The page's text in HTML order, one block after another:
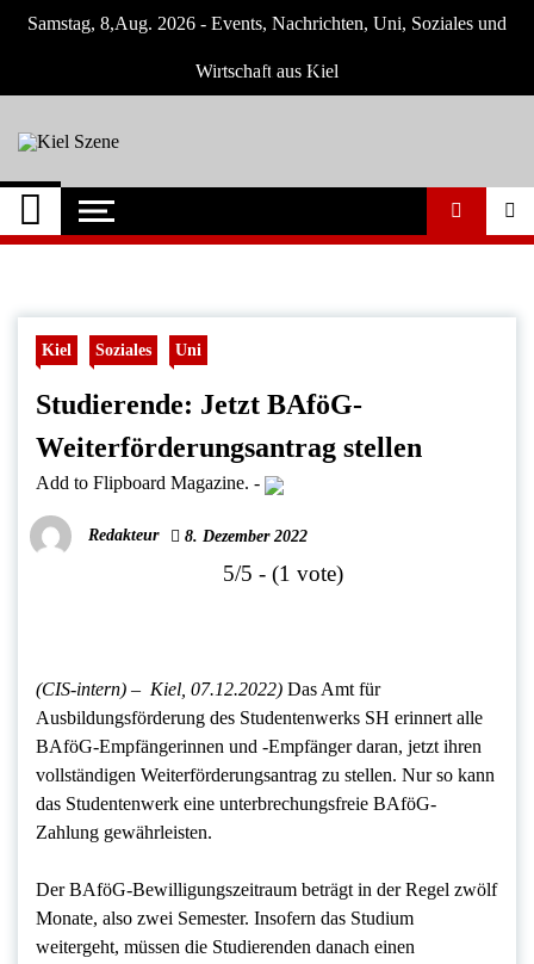
Skip
Samstag, 8,Aug. 2026 - Events, Nachrichten, Uni, Soziales und
Wirtschaft aus Kiel
Kiel Szene
Neuigkeiten und Nachrichten aus Kiel und
Umgebung
Kiel Soziales Uni
Studierende: Jetzt BAföG-
Weiterförderungsantrag stellen
Add to Flipboard Magazine. -
Redakteur 8. Dezember 2022
5/5 - (1 vote)
(CIS-intern) – Kiel, 07.12.2022) Das Amt für
Ausbildungsförderung des Studentenwerks SH erinnert alle
BAföG-Empfängerinnen und -Empfänger daran, jetzt ihren
vollständigen Weiterförderungsantrag zu stellen. Nur so kann
das Studentenwerk eine unterbrechungsfreie BAföG-
Zahlung gewährleisten.
Der BAföG-Bewilligungszeitraum beträgt in der Regel zwölf
Monate, also zwei Semester. Insofern das Studium
weitergeht, müssen die Studierenden danach einen